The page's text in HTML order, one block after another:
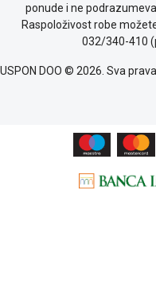
ponude i ne
Raspoloživost robe
032/340-410
USPON DOO © 2026. Sva